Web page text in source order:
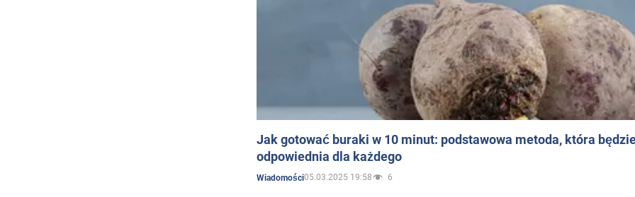
Jak gotować buraki w 10 minut: podstawowa metoda, która
odpowiednia dla każdego
Wiadomości05.03.2025 19:58 6